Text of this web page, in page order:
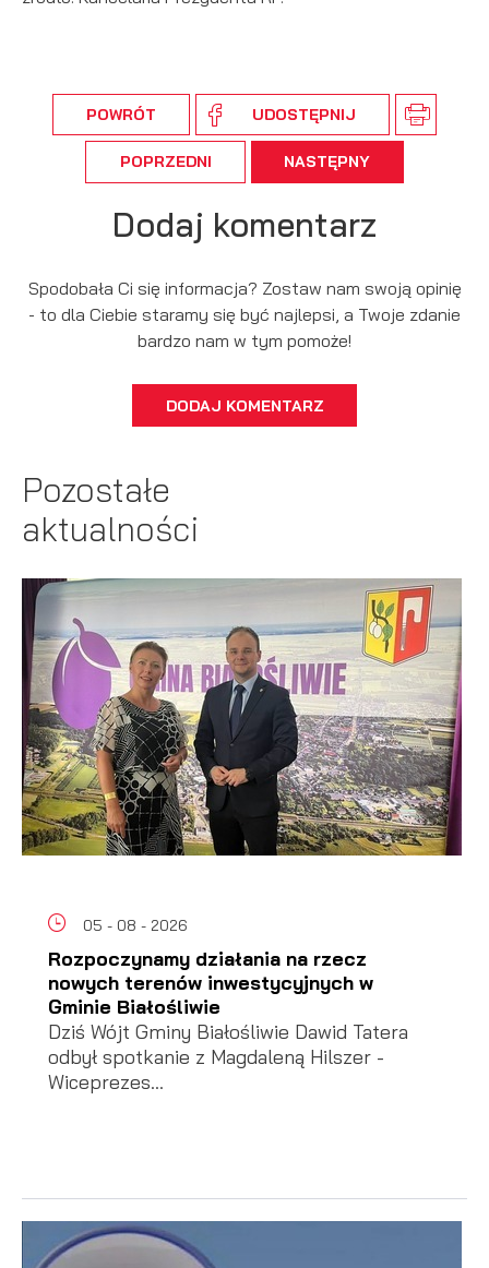
POWRÓT UDOSTĘPNIJ
POPRZEDNI NASTĘPNY
Dodaj komentarz
Spodobała Ci się informacja? Zostaw nam swoją opinię
- to dla Ciebie staramy się być najlepsi, a Twoje zdanie
bardzo nam w tym pomoże!
DODAJ KOMENTARZ
Pozostałe
aktualności
05 - 08 - 2026
Rozpoczynamy działania na rzecz
nowych terenów inwestycyjnych w
Gminie Białośliwie
Dziś Wójt Gminy Białośliwie Dawid Tatera
odbył spotkanie z Magdaleną Hilszer -
Wiceprezes...